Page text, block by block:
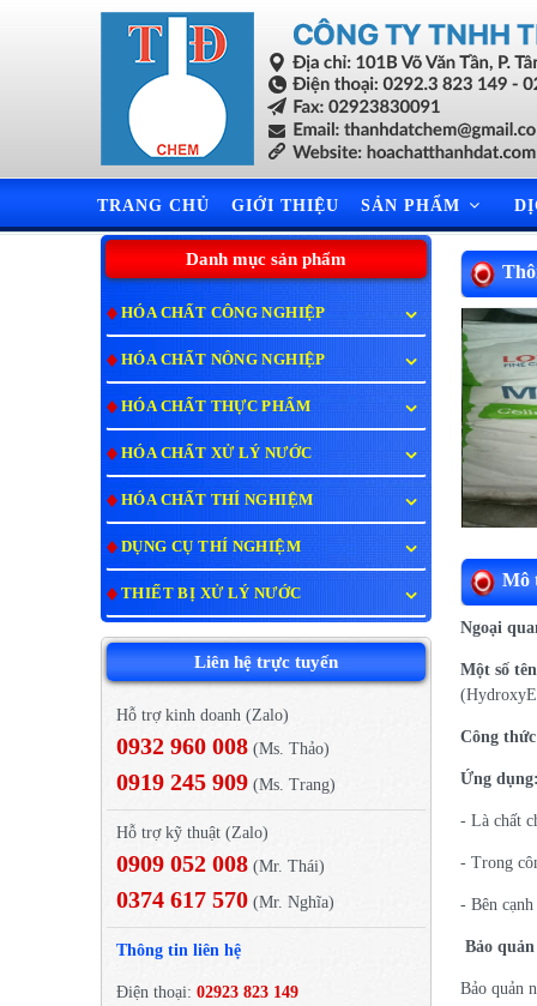
TRANG CHỦ GIỚI THIỆU SẢN PHẨM
Danh mục sản phẩm
HÓA CHẤT CÔNG NGHIỆP
HÓA CHẤT NÔNG NGHIỆP
HÓA CHẤT THỰC PHẨM
HÓA CHẤT XỬ LÝ NƯỚC
HÓA CHẤT THÍ NGHIỆM
DỤNG CỤ THÍ NGHIỆM
THIẾT BỊ XỬ LÝ NƯỚC
Liên hệ trực tuyến
Hỗ trợ kinh doanh (Zalo)
0932 960 008 (Ms. Thảo)
0919 245 909 (Ms. Trang)
Hỗ trợ kỹ thuật (Zalo)
0909 052 008 (Mr. Thái)
0374 617 570 (Mr. Nghĩa)
Thông tin liên hệ
Điện thoại: 02923 823 149
Mô
Ngoại
Một số
Công
Ứng
- Là chất
- Trong
- Bên
Bảo quản
Bảo quản